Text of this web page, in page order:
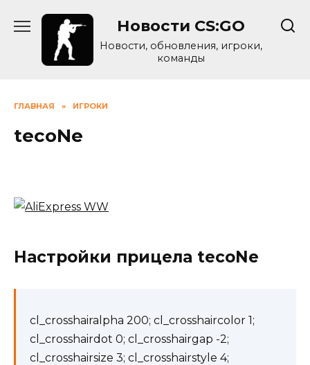
Новости CS:GO
Новости, обновления, игроки,
команды
ГЛАВНАЯ » ИГРОКИ
tecoNe
Настройки прицела tecoNe
cl_crosshairalpha 200; cl_crosshaircolor 1;
cl_crosshairdot 0; cl_crosshairgap -2;
cl_crosshairsize 3; cl_crosshairstyle 4;